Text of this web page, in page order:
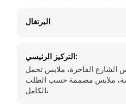
البرتغال
التركيز الرئيسي:
الشارع الفاخرة، ملابس تحمل
ملابس مصممة حسب الطلب
بالكامل